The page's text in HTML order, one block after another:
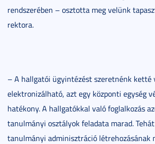
rendszerében – osztotta meg velünk
rektora.
– A hallgatói ügyintézést szeretnénk ketté
elektronizálható, azt egy központi egység
hatékony. A hallgatókkal való foglalkozás
tanulmányi osztályok feladata marad.
tanulmányi adminisztráció létrehozásának